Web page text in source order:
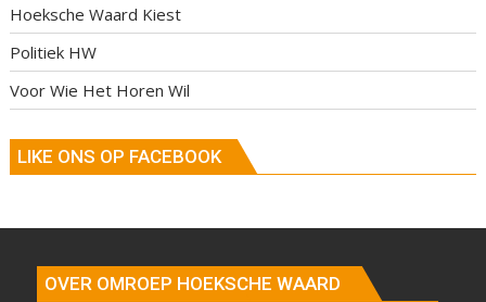
Hoeksche Waard Kiest
Politiek HW
Voor Wie Het Horen Wil
LIKE ONS OP FACEBOOK
OVER OMROEP HOEKSCHE WAARD